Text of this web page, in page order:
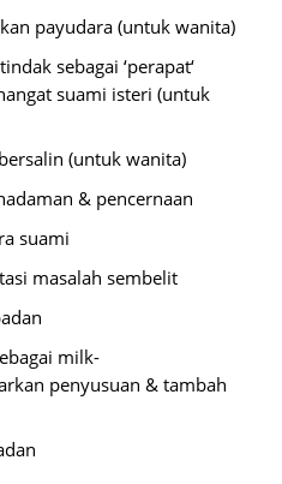
payudara (untuk wanita)
sebagai ‘perapat‘
suami isteri (untuk
(untuk wanita)
& pencernaan
suami
masalah sembelit
milk-
penyusuan & tambah